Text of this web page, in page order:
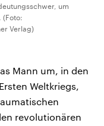
um
(Foto:
Verlag)
Mann um, in den
Weltkriegs,
revolutionären